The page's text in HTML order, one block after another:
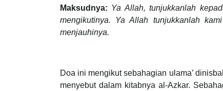
Maksudnya: Ya Allah, tunjukkanlah
mengikutinya. Ya Allah tunjukkanlah
menjauhinya.
Doa ini mengikut sebahagian ulama’
menyebut dalam kitabnya al-Azkar.